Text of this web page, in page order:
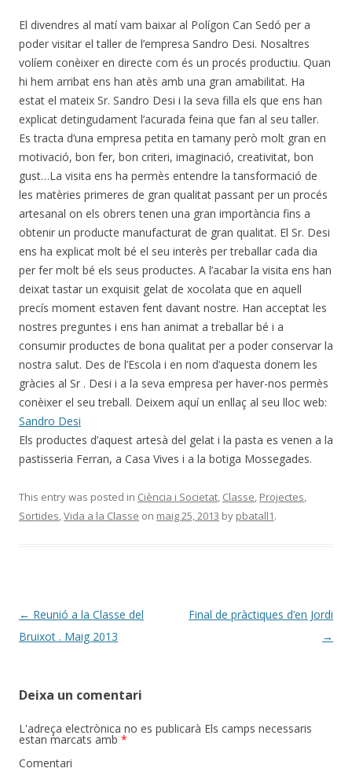
El divendres al matí vam baixar al Polígon Can Sedó per a
poder visitar el taller de l’empresa Sandro Desi. Nosaltres
volíem conèixer en directe com és un procés productiu. Quan
hi hem arribat ens han atès amb una gran amabilitat. Ha
estat el mateix Sr. Sandro Desi i la seva filla els que ens han
explicat detingudament l’acurada feina que fan al seu taller.
Es tracta d’una empresa petita en tamany però molt gran en
motivació, bon fer, bon criteri, imaginació, creativitat, bon
gust…La visita ens ha permès entendre la tansformació de
les matèries primeres de gran qualitat passant per un procés
artesanal on els obrers tenen una gran importància fins a
obtenir un producte manufacturat de gran qualitat. El Sr. Desi
ens ha explicat molt bé el seu interès per treballar cada dia
per fer molt bé els seus productes. A l’acabar la visita ens han
deixat tastar un exquisit gelat de xocolata que en aquell
precís moment estaven fent davant nostre. Han acceptat les
nostres preguntes i ens han animat a treballar bé i a
consumir productes de bona qualitat per a poder conservar la
nostra salut. Des de l’Escola i en nom d’aquesta donem les
gràcies al Sr . Desi i a la seva empresa per haver-nos permès
conèixer el seu treball. Deixem aquí un enllaç al seu lloc web:
Sandro Desi
Els productes d’aquest artesà del gelat i la pasta es venen a la
pastisseria Ferran, a Casa Vives i a la botiga Mossegades.
This entry was posted in Ciència i Societat, Classe, Projectes,
Sortides,Vida a la Classe on maig 25, 2013 by pbatall1.
Post
navigation
← Reunió a la Classe del
Bruixot . Maig 2013
Final de pràctiques d’en Jordi
→
Deixa un comentari
L'adreça electrònica no es publicarà Els camps necessaris
estan marcats amb *
Comentari